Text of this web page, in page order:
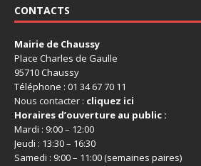
CONTACTS
Mairie de Chaussy
Place Charles de Gaulle
95710 Chaussy
Téléphone : 01 34 67 70 11
Nous contacter : cliquez ici
Horaires d’ouverture au public :
Mardi : 9:00 – 12:00
Jeudi : 13:30 – 16:30
Samedi : 9:00 – 11:00 (semaines paires)